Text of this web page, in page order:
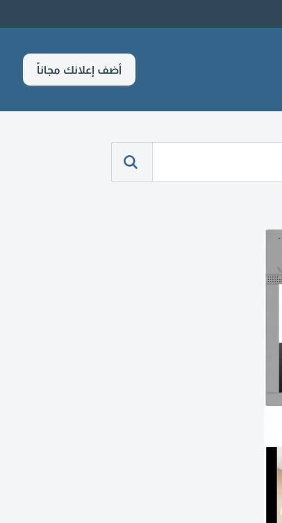
أضف إعلانك مجاناً